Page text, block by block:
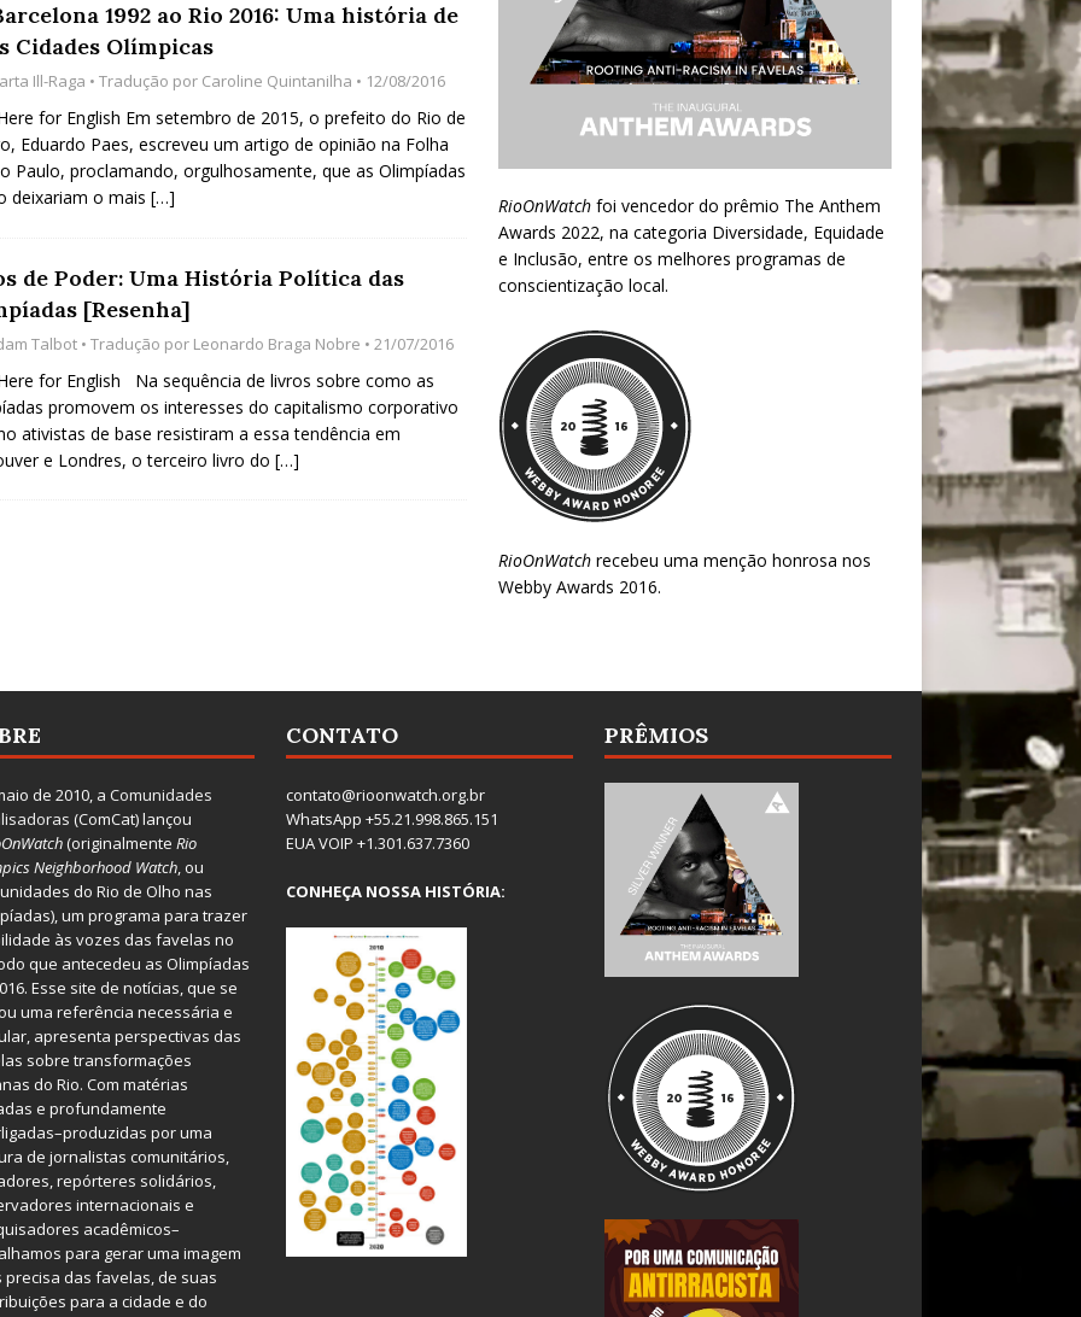
1992 ao Rio 2016: Uma história de
Cidades Olímpicas
Ill-Raga • Tradução por Caroline Quintanilha • 12/08/2016
for English Em setembro de 2015, o prefeito do Rio de
Eduardo Paes, escreveu um artigo de opinião na Folha
Paulo, proclamando, orgulhosamente, que as Olimpíadas
deixariam o mais […]
de Poder: Uma História Política das
[Resenha]
Talbot • Tradução por Leonardo Braga Nobre • 21/07/2016
for English Na sequência de livros sobre como as
promovem os interesses do capitalismo corporativo
ativistas de base resistiram a essa tendência em
e Londres, o terceiro livro do […]
RioOnWatchfoi vencedor do prêmio The Anthem
Awards 2022, na categoria Diversidade, Equidade
e Inclusão, entre os melhores programas de
conscientização local.
RioOnWatchrecebeu uma menção honrosa nos
Webby Awards 2016.
de 2010, a Comunidades
(ComCat) lançou
(originalmente Rio
Neighborhood Watch, ou
do Rio de Olho nas
um programa para trazer
às vozes das favelas no
que antecedeu as Olimpíadas
Esse site de notícias, que se
uma referência necessária e
apresenta perspectivas das
sobre transformações
do Rio. Com matérias
e profundamente
por uma
de jornalistas comunitários,
repórteres solidários,
internacionais e
acadêmicos–
para gerar uma imagem
precisa das favelas, de suas
para a cidade e do
CONTATO
contato@rioonwatch.org.br
WhatsApp +55.21.998.865.151
EUA VOIP +1.301.637.7360
CONHEÇA NOSSA HISTÓRIA:
PRÊMIOS